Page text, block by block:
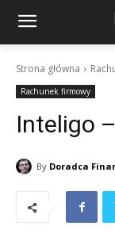
Strona główna
Rachunek firmowy
Inteligo
By Doradca